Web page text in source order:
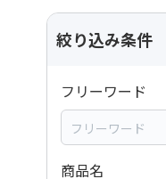
絞り込み条件
フリーワード
商品名